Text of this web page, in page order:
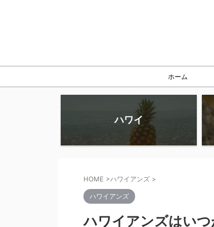
ホーム
ハワイ
HOME >ハワイアンズ >
ハワイアンズ
ハワイアンズはい